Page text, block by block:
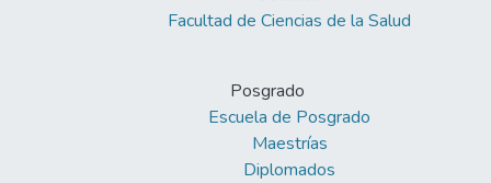
Facultad de Ciencias de la Salud
Posgrado
Escuela de Posgrado
Maestrías
Diplomados